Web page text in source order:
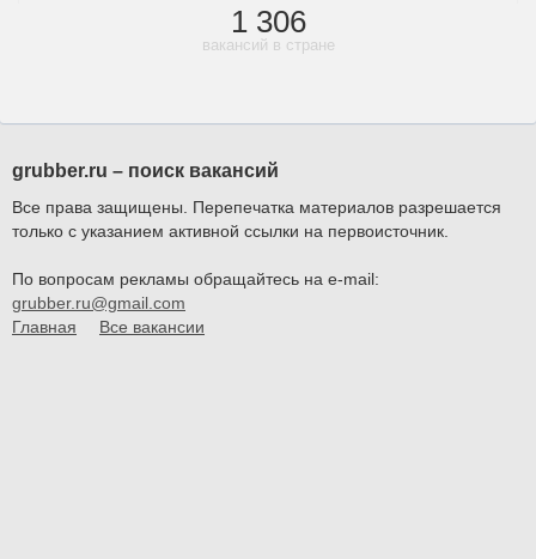
1 306
вакансий в стране
grubber.ru – поиск вакансий
Все права защищены. Перепечатка материалов разрешается
только с указанием активной ссылки на первоисточник.
По вопросам рекламы обращайтесь на e-mail:
grubber.ru@gmail.com
Главная
Все вакансии